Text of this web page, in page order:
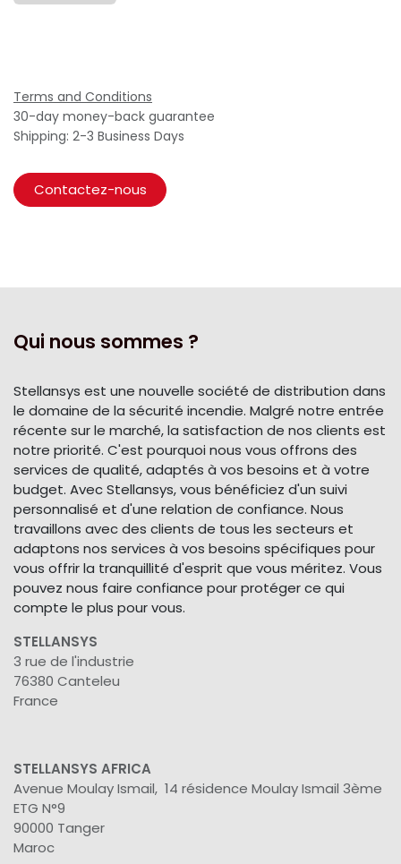
Terms and Conditions
30-day money-back guarantee
Shipping: 2-3 Business Days
Contactez-nous
Qui nous sommes ?
Stellansys est une nouvelle société de distribution dans
le domaine de la sécurité incendie. Malgré notre entrée
récente sur le marché, la satisfaction de nos clients est
notre priorité. C'est pourquoi nous vous offrons des
services de qualité, adaptés à vos besoins et à votre
budget. Avec Stellansys, vous bénéficiez d'un suivi
personnalisé et d'une relation de confiance. Nous
travaillons avec des clients de tous les secteurs et
adaptons nos services à vos besoins spécifiques pour
vous offrir la tranquillité d'esprit que vous méritez. Vous
pouvez nous faire confiance pour protéger ce qui
compte le plus pour vous.
STELLANSYS
3 rue de l'industrie
76380 Canteleu
France
STELLANSYS AFRICA
Avenue Moulay Ismail, 14 résidence Moulay Ismail 3ème
ETG N°9
90000 Tanger
Maroc